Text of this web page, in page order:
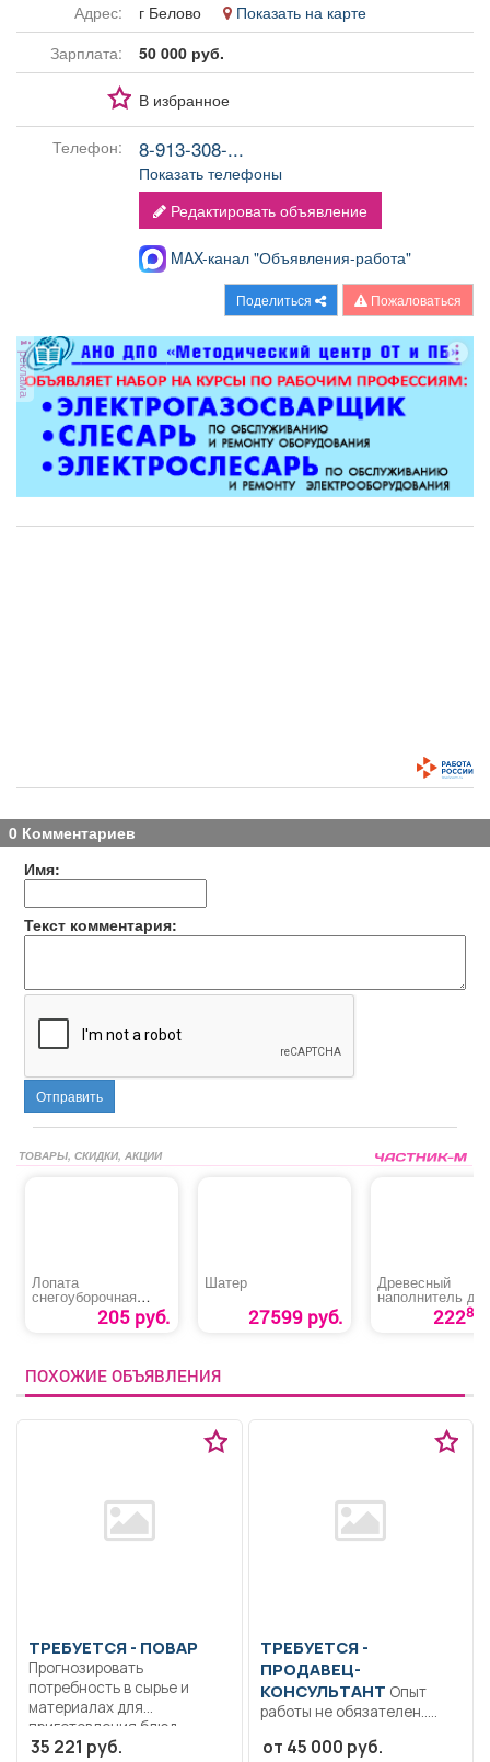
Адрес:
г Белово
Показать на карте
Зарплата:
50 000 руб.
В избранное
Телефон: 8-913-308-...
Показать телефоны
Редактировать объявление
MAX-канал "Объявления-работа"
Поделиться Пожаловаться
реклама
0 Комментариев
Имя:
Текст комментария:
Отправить
ТОВАРЫ, СКИДКИ, АКЦИИ
Лопата
снегоуборочная
«РемоКолор 69-0-
205 руб.
Шатер
27599 руб.
Древесный
наполнитель
лотков «Лапки в
порядке»22280
ПОХОЖИЕ ОБЪЯВЛЕНИЯ
ТРЕБУЕТСЯ - ПОВАР
Прогнозировать
потребность в сырье и
материалах для
приготовления блюд,...
35 221 руб.
ТРЕБУЕТСЯ -
ПРОДАВЕЦ-
КОНСУЛЬТАНТ
работы не обязателен..
покупателей; работа на
от 45 000 руб.